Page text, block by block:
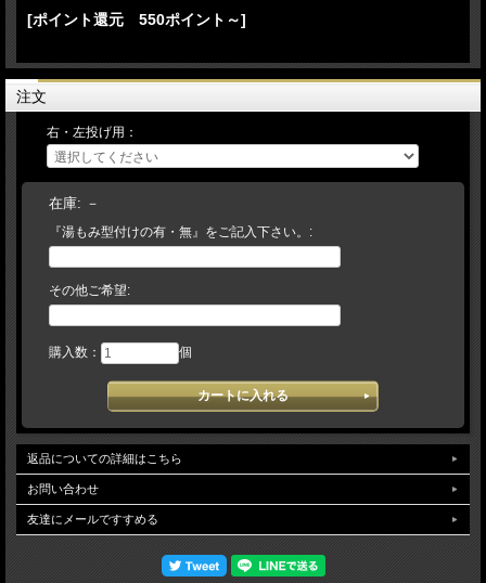
●手入れ部：大
【お客様/ 『湯もみ型づけ有 と記載して』 商品をカートに入れてご注文】
→【当店/在庫の有無と、型づけ仕様（逆トジ・土手紐抜き・手首調整など）をご
連絡します。ご不明な場合は電話・メール等でお問い合わせください】→【お客
様/ご希望事項を記載の上、仕様書を返信】→【当店/確認後、加工を致しま
す】。 （加工日数は約10～14日営業日）【実店舗在庫とメーカー在庫で運営
しております。万が一、店舗・メーカー在庫ともに品切れの場合には、何卒ご容赦
頂けますようお願い申し上げます。】予告なく仕様（カラー・刻印・ラベル等）変
更になる場合がございます。ご了承ください。
[ポイント還元 550ポイント～]
注文
右・左投げ用：
在庫: －
『湯もみ型付けの有・無』をご記入下さい。:
その他ご希望:
購入数： 個
返品についての詳細はこちら
お問い合わせ
友達にメールですすめる